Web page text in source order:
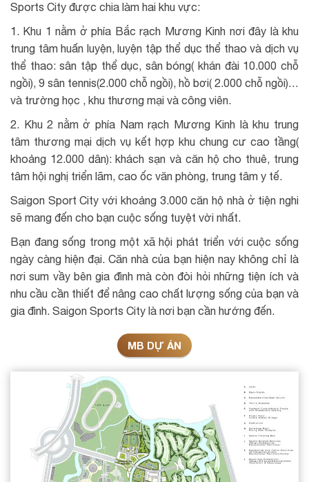
Sports City được chia làm hai khu vực:
1. Khu 1 nằm ở phía Bắc rạch Mương Kinh nơi đây là khu
trung tâm huấn luyện, luyện tập thể dục thể thao và dịch vụ
thể thao: sân tập thể dục, sân bóng( khán đài 10.000 chỗ
ngồi), 9 sân tennis(2.000 chỗ ngồi), hồ bơi( 2.000 chỗ ngồi)…
và trường học , khu thương mại và công viên.
2. Khu 2 nằm ở phía Nam rạch Mương Kinh là khu trung
tâm thương mại dịch vụ kết hợp khu chung cư cao tầng(
khoảng 12.000 dân): khách sạn và căn hộ cho thuê, trung
tâm hội nghị triển lãm, cao ốc văn phòng, trung tâm y tế.
Saigon Sport City với khoảng 3.000 căn hộ nhà ở tiện nghi
sẽ mang đến cho bạn cuộc sống tuyệt vời nhất.
Bạn đang sống trong một xã hội phát triển với cuộc sống
ngày càng hiện đại. Căn nhà của bạn hiện nay không chỉ là
nơi sum vầy bên gia đình mà còn đòi hỏi những tiện ích và
nhu cầu cần thiết để nâng cao chất lượng sống của bạn và
gia đình. Saigon Sports City là nơi bạn cần hướng đến.
MB DỰ ÁN